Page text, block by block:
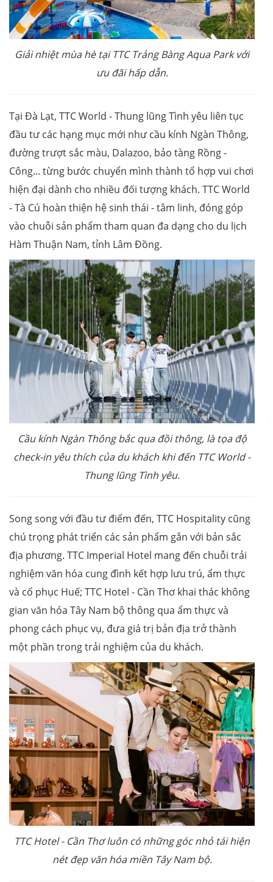
Giải nhiệt mùa hè tại TTC Trảng Bàng Aqua Park với
ưu đãi hấp dẫn.
Tại Đà Lạt, TTC World - Thung lũng Tình yêu liên tục
đầu tư các hạng mục mới như cầu kính Ngàn Thông,
đường trượt sắc màu, Dalazoo, bảo tàng Rồng -
Công... từng bước chuyển mình thành tổ hợp vui chơi
hiện đại dành cho nhiều đối tượng khách. TTC World
- Tà Cú hoàn thiện hệ sinh thái - tâm linh, đóng góp
vào chuỗi sản phẩm tham quan đa dạng cho du lịch
Hàm Thuận Nam, tỉnh Lâm Đồng.
Cầu kính Ngàn Thông bắc qua đồi thông, là tọa độ
check-in yêu thích của du khách khi đến TTC World-
Thung lũng Tình yêu.
Song song với đầu tư điểm đến, TTC Hospitality cũng
chú trọng phát triển các sản phẩm gắn với bản sắc
địa phương. TTC Imperial Hotel mang đến chuỗi trải
nghiệm văn hóa cung đình kết hợp lưu trú, ẩm thực
và cổ phục Huế; TTC Hotel - Cần Thơ khai thác không
gian văn hóa Tây Nam bộ thông qua ẩm thực và
phong cách phục vụ, đưa giá trị bản địa trở thành
một phần trong trải nghiệm của du khách.
TTC Hotel-Cần Thơ luôn có những góc nhỏ tái hiện
nét đẹp văn hóa miền Tây Nam bộ.